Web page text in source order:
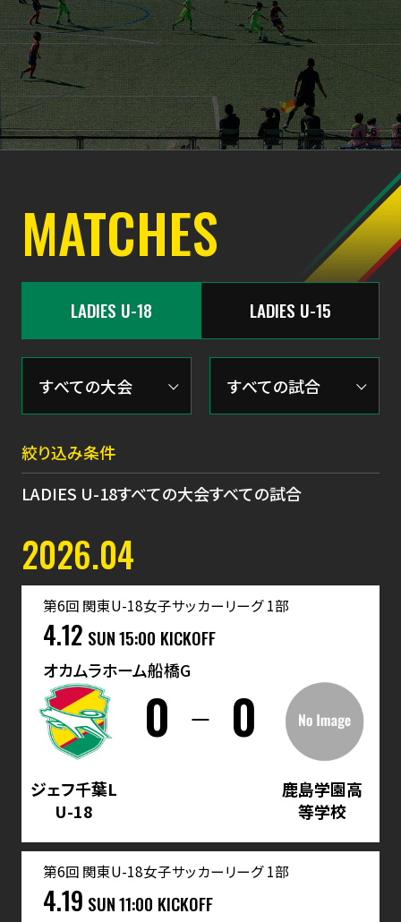
MATCHES
LADIES U-18 LADIES U-15
絞り込み条件
LADIES U-18すべての大会すべての試合
2026.04
第6回 関東U-18女子サッカーリーグ 1部
4.12 SUN15:00 KICKOFF
オカムラホーム船橋G
ジェフ千葉L
U-18
0 0
鹿島学園高
等学校
第6回 関東U-18女子サッカーリーグ 1部
4.19 SUN11:00 KICKOFF